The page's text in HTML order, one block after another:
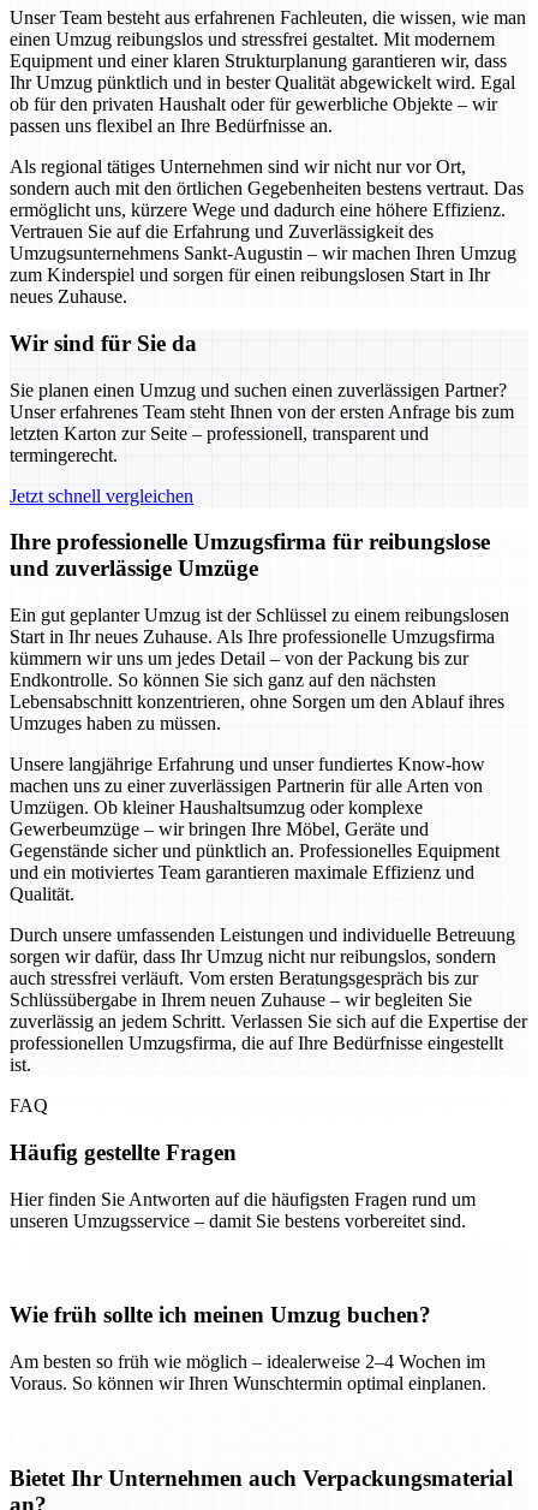
Unser Team besteht aus erfahrenen Fachleuten, die wissen, wie man
einen Umzug reibungslos und stressfrei gestaltet. Mit modernem
Equipment und einer klaren Strukturplanung garantieren wir, dass
Ihr Umzug pünktlich und in bester Qualität abgewickelt wird. Egal
ob für den privaten Haushalt oder für gewerbliche Objekte – wir
passen uns flexibel an Ihre Bedürfnisse an.
Als regional tätiges Unternehmen sind wir nicht nur vor Ort,
sondern auch mit den örtlichen Gegebenheiten bestens vertraut. Das
ermöglicht uns, kürzere Wege und dadurch eine höhere Effizienz.
Vertrauen Sie auf die Erfahrung und Zuverlässigkeit des
Umzugsunternehmens Sankt-Augustin – wir machen Ihren Umzug
zum Kinderspiel und sorgen für einen reibungslosen Start in Ihr
neues Zuhause.
Wir sind für Sie da
Sie planen einen Umzug und suchen einen zuverlässigen Partner?
Unser erfahrenes Team steht Ihnen von der ersten Anfrage bis zum
letzten Karton zur Seite – professionell, transparent und
termingerecht.
Jetzt schnell vergleichen
Ihre professionelle Umzugsfirma für reibungslose
und zuverlässige Umzüge
Ein gut geplanter Umzug ist der Schlüssel zu einem reibungslosen
Start in Ihr neues Zuhause. Als Ihre professionelle Umzugsfirma
kümmern wir uns um jedes Detail – von der Packung bis zur
Endkontrolle. So können Sie sich ganz auf den nächsten
Lebensabschnitt konzentrieren, ohne Sorgen um den Ablauf ihres
Umzuges haben zu müssen.
Unsere langjährige Erfahrung und unser fundiertes Know-how
machen uns zu einer zuverlässigen Partnerin für alle Arten von
Umzügen. Ob kleiner Haushaltsumzug oder komplexe
Gewerbeumzüge – wir bringen Ihre Möbel, Geräte und
Gegenstände sicher und pünktlich an. Professionelles Equipment
und ein motiviertes Team garantieren maximale Effizienz und
Qualität.
Durch unsere umfassenden Leistungen und individuelle Betreuung
sorgen wir dafür, dass Ihr Umzug nicht nur reibungslos, sondern
auch stressfrei verläuft. Vom ersten Beratungsgespräch bis zur
Schlüssübergabe in Ihrem neuen Zuhause – wir begleiten Sie
zuverlässig an jedem Schritt. Verlassen Sie sich auf die Expertise der
professionellen Umzugsfirma, die auf Ihre Bedürfnisse eingestellt
ist.
FAQ
Häufig gestellte Fragen
Hier finden Sie Antworten auf die häufigsten Fragen rund um
unseren Umzugsservice – damit Sie bestens vorbereitet sind.
Wie früh sollte ich meinen Umzug buchen?
Am besten so früh wie möglich – idealerweise 2–4 Wochen im
Voraus. So können wir Ihren Wunschtermin optimal einplanen.
Bietet Ihr Unternehmen auch Verpackungsmaterial
an?